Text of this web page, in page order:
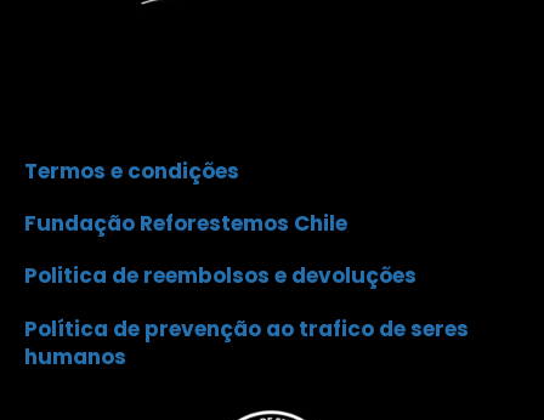
Termos e condições
Fundação Reforestemos Chile
Politica de reembolsos e devoluções
Política de prevenção ao trafico de seres
humanos